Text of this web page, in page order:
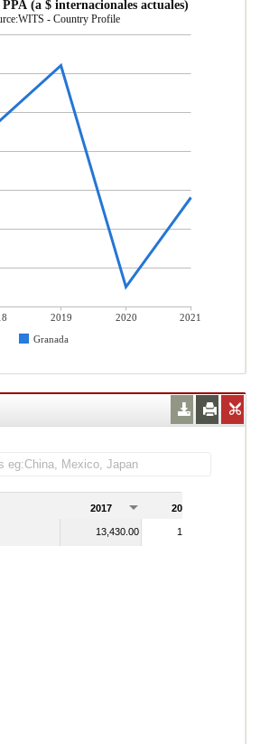
(a $ internacionales actuales)
- Country Profile
2019 2020
2021
Granada
2017 2018
13,430.00 14,420.00